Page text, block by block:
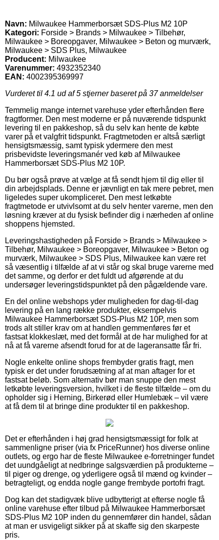
Navn: Milwaukee Hammerborsæt SDS-Plus M2 10P
Kategori: Forside > Brands > Milwaukee > Tilbehør,
Milwaukee > Boreopgaver, Milwaukee > Beton og murværk,
Milwaukee > SDS Plus, Milwaukee
Producent: Milwaukee
Varenummer: 4932352340
EAN: 4002395369997
Vurderet til 4.1 ud af 5 stjerner baseret på 37anmeldelser
Temmelig mange internet varehuse yder efterhånden flere
fragtformer. Den mest moderne er på nuværende tidspunkt
levering til en pakkeshop, så du selv kan hente de købte
varer på et valgfrit tidspunkt. Fragtmetoden er altså særligt
hensigtsmæssig, samt typisk ydermere den mest
prisbevidste leveringsmanér ved køb af Milwaukee
Hammerborsæt SDS-Plus M2 10P.
Du bør også prøve at vælge at få sendt hjem til dig eller til
din arbejdsplads. Denne er jævnligt en tak mere pebret, men
ligeledes super ukompliceret. Den mest letkøbte
fragtmetode er utvivlsomt at du selv henter varerne, men den
løsning kræver at du fysisk befinder dig i nærheden af online
shoppens hjemsted.
Leveringshastigheden på Forside > Brands > Milwaukee >
Tilbehør, Milwaukee > Boreopgaver, Milwaukee > Beton og
murværk, Milwaukee > SDS Plus, Milwaukee kan være ret
så væsentlig i tilfælde af at vi står og skal bruge varerne med
det samme, og derfor er det fuldt ud afgørende at du
undersøger leveringstidspunktet på den pågældende vare.
En del online webshops yder muligheden for dag-til-dag
levering på en lang række produkter, eksempelvis
Milwaukee Hammerborsæt SDS-Plus M2 10P, men som
trods alt stiller krav om at handlen gemmenføres før et
fastsat klokkeslæt, med det formål at de har mulighed for at
nå at få varerne afsendt forud for at de lageransatte får fri.
Nogle enkelte online shops frembyder gratis fragt, men
typisk er det under forudsætning af at man aftager for et
fastsat beløb. Som alternativ bør man snuppe den mest
letkøbte leveringsversion, hvilket i de fleste tilfælde – om du
opholder sig i Herning, Birkerød eller Humlebæk – vil være
at få dem til at bringe dine produkter til en pakkeshop.
Det er efterhånden i høj grad hensigtsmæssigt for folk at
sammenligne priser (via fx PriceRunner) hos diverse online
outlets, og ergo har de fleste Milwaukee e-forretninger fundet
det uundgåeligt at nedbringe salgsværdien på produkterne –
til piger og drenge, og yderligere også til mænd og kvinder –
betragteligt, og endda nogle gange frembyde portofri fragt.
Dog kan det stadigvæk blive udbytterigt at efterse nogle få
online varehuse efter tilbud på Milwaukee Hammerborsæt
SDS-Plus M2 10P inden du gennemfører din handel, sådan
at man er usvigeligt sikker på at skaffe sig den skarpeste
pris.